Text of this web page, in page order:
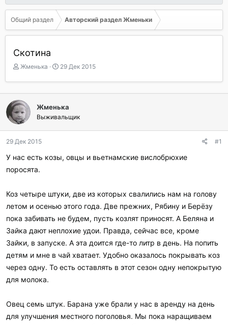
Общий раздел Авторский раздел Жменьки
Скотина
А
т
о
р
т
е
м
ы
Жменька
Д
т
а
а
ч
а
29 Дек 2015
Жменька
Выживальщик
29 Дек 2015 #1
У нас есть козы, овцы и вьетнамские вислобрюхие
поросята.
Коз четыре штуки, две из которых свалились нам на голову
летом и осенью этого года. Две прежних, Рябину и Берёзу
пока забивать не будем, пусть козлят приносят. А Беляна и
Зайка дают неплохие удои. Правда, сейчас все, кроме
Зайки, в запуске. А эта доится где-то литр в день. На попить
детям и мне в чай хватает. Удобно оказалось покрывать коз
через одну. То есть оставлять в этот сезон одну непокрытую
для молока.
Овец семь штук. Барана уже брали у нас в аренду на день
для улучшения местного поголовья. Мы пока наращиваем